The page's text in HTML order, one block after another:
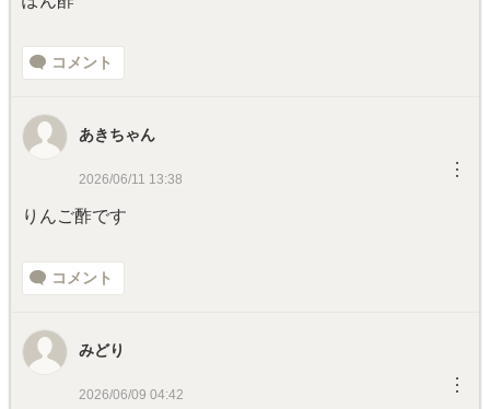
コメント
あきちゃん
2026/06/11 13:38 ︙
りんご酢です
コメント
みどり
2026/06/09 04:42 ︙